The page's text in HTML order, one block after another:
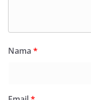
Nama *